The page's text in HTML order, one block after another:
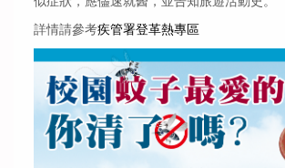
詳情請參考疾管署登革熱專區